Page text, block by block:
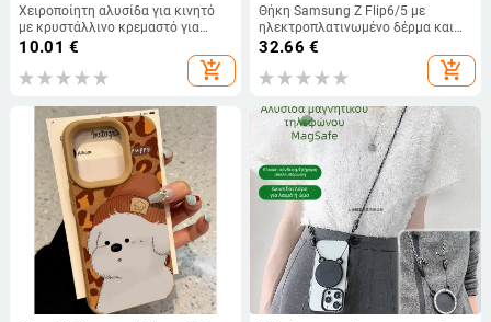
Χειροποίητη αλυσίδα για κινητό
με κρυστάλλινο κρεμαστό για
γυναίκες, γεωμετρικό κρεμαστό,
10.01 €
add_shopping_cart
Θήκη Samsung Z Flip6/5 με
ηλεκτροπλατινωμένο δέρμα και
ιμάντα με μεταξωτό φουλάρι –
32.66 €
add_shopping_cart